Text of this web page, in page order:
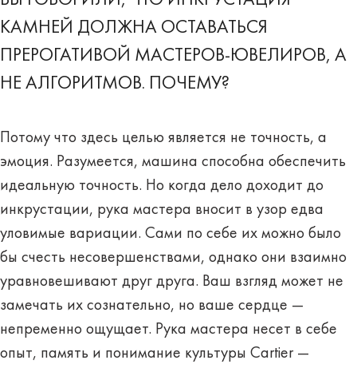
КАМНЕЙ ДОЛЖНА ОСТАВАТЬСЯ
ПРЕРОГАТИВОЙ МАСТЕРОВ-ЮВЕЛИРОВ, А
НЕ АЛГОРИТМОВ. ПОЧЕМУ?
Потому что здесь целью является не точность, а
эмоция. Разумеется, машина способна обеспечить
идеальную точность. Но когда дело доходит до
инкрустации, рука мастера вносит в узор едва
уловимые вариации. Сами по себе их можно было
бы счесть несовершенствами, однако они взаимно
уравновешивают друг друга. Ваш взгляд может не
замечать их сознательно, но ваше сердце —
непременно ощущает. Рука мастера несет в себе
опыт, память и понимание культуры Cartier —